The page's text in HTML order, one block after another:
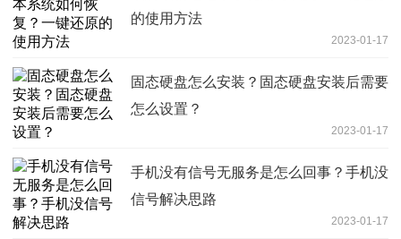
的使用方法
2023-01-17
固态硬盘怎么安装？固态硬盘安装后需要
怎么设置？
2023-01-17
手机没有信号无服务是怎么回事？手机没
信号解决思路
2023-01-17